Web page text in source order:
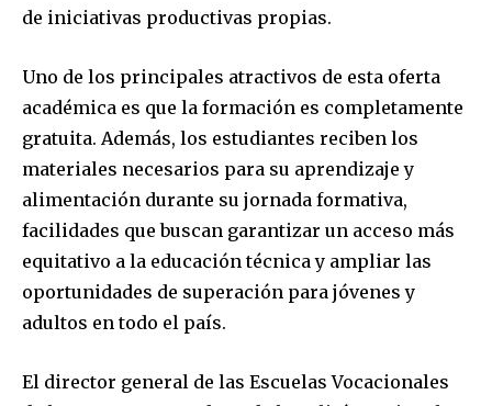
de iniciativas productivas propias.
Uno de los principales atractivos de esta oferta
académica es que la formación es completamente
gratuita. Además, los estudiantes reciben los
materiales necesarios para su aprendizaje y
alimentación durante su jornada formativa,
facilidades que buscan garantizar un acceso más
equitativo a la educación técnica y ampliar las
oportunidades de superación para jóvenes y
adultos en todo el país.
El director general de las Escuelas Vocacionales